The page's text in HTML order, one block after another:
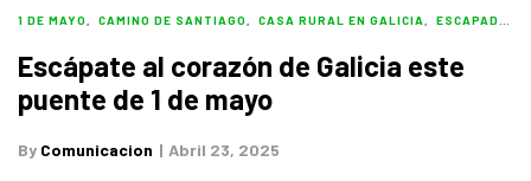
1 DE MAYO CAMINO DE SANTIAGO CASA RURAL EN GALICIA ESCAPADA RURAL
Escápate al corazón de Galicia este
puente de 1 de mayo
By Comunicacion Abril 23, 2025